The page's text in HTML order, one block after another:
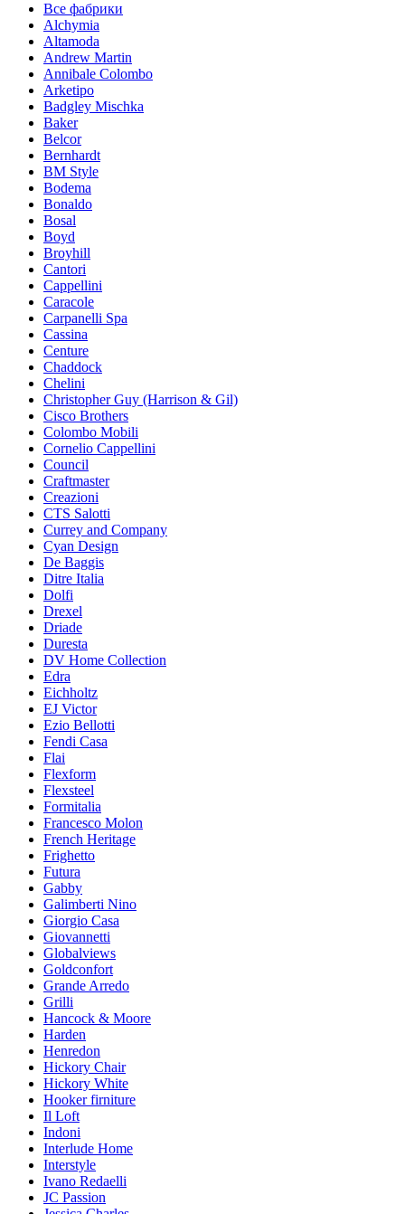
Все фабрики
Alchymia
Altamoda
Andrew Martin
Annibale Colombo
Arketipo
Badgley Mischka
Baker
Belcor
Bernhardt
BM Style
Bodema
Bonaldo
Bosal
Boyd
Broyhill
Cantori
Cappellini
Caracole
Carpanelli Spa
Cassina
Centure
Chaddock
Chelini
Christopher Guy (Harrison & Gil)
Cisco Brothers
Colombo Mobili
Cornelio Cappellini
Council
Craftmaster
Creazioni
CTS Salotti
Currey and Company
Cyan Design
De Baggis
Ditre Italia
Dolfi
Drexel
Driade
Duresta
DV Home Collection
Edra
Eichholtz
EJ Victor
Ezio Bellotti
Fendi Casa
Flai
Flexform
Flexsteel
Formitalia
Francesco Molon
French Heritage
Frighetto
Futura
Gabby
Galimberti Nino
Giorgio Casa
Giovannetti
Globalviews
Goldconfort
Grande Arredo
Grilli
Hancock & Moore
Harden
Henredon
Hickory Chair
Hickory White
Hooker firniture
Il Loft
Indoni
Interlude Home
Interstyle
Ivano Redaelli
JC Passion